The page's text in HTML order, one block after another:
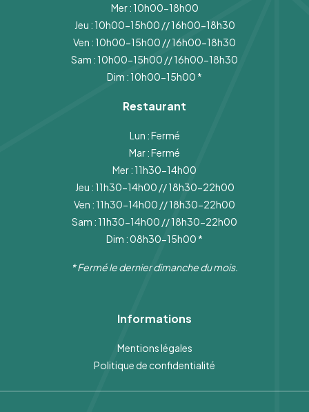
Mer : 10h00-18h00
Jeu : 10h00-15h00 // 16h00-18h30
Ven : 10h00-15h00 // 16h00-18h30
Sam : 10h00-15h00 // 16h00-18h30
Dim : 10h00-15h00 *
Restaurant
Lun : Fermé
Mar : Fermé
Mer : 11h30-14h00
Jeu : 11h30-14h00 // 18h30-22h00
Ven : 11h30-14h00 // 18h30-22h00
Sam : 11h30-14h00 // 18h30-22h00
Dim : 08h30-15h00 *
* Fermé le dernier dimanche du mois.
Informations
Mentions légales
Politique de confidentialité